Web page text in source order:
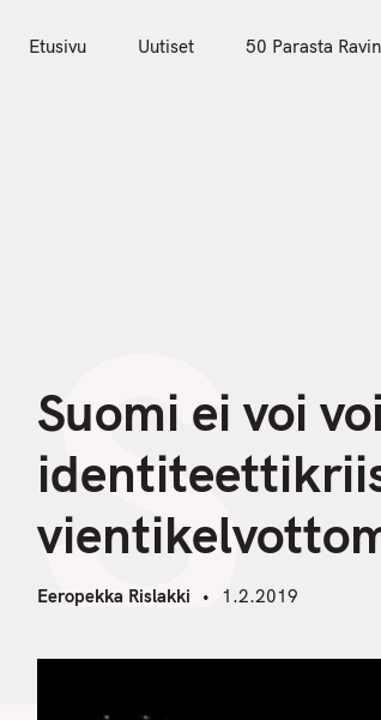
Etusivu Uutiset 50 Parasta
S
Suomi ei voi
Eeropekka Rislakki 1.2.2019